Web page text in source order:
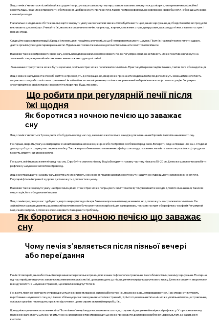
Якщо печія з'являється після їжі майже щодня і погіршує ваше самопочуття, перш за все, важливо звернутися до лікаря для отримання професійної
консультації. Лікар може призначити обстеження, щоб визначити причини печії, такі як гастроезофагеальна рефлюксна хвороба (ГЕРХ) або інші шлунково-
кишкові розлади.
Паралельно з медичним обстеженням, варто звернути увагу на свої харчові звички. Спробуйте вести щоденник харчування, щоб відстежити, які продукти
викликають дискомфорт. Уникайте їжі, яка може спричинити печію, наприклад, жирних, смажених страв, цитрусових, шоколаду, м'яти, а також гострих і
пряних страв.
Слідкуйте за розмірами порцій. Краще їсти меншими порціями, але частіше, щоб не перевантажувати шлунок. Після їжі намагайтеся не лягати одразу,
дайте організму час для переварювання їжі. Піднімання голови ліжка може допомогти зменшити симптоми печії вночі.
Важливо також контролювати свою вагу, оскільки надмірна вага може посилювати печію. Регулярна фізична активність може позитивно вплинути на
загальний стан, але уникайте інтенсивних навантажень одразу після їжі.
Зменшення стресу також може бути корисним, оскільки стрес може посилювати симптоми. Практикуйте релаксаційні техніки, такі як йога або медитація.
Якщо зміни в харчуванні та способі життя не призводять до покращення, лікар може призначити медикаменти, які допоможуть зменшити кислотність
шлункового соку або поліпшити травлення. Не займайтеся самолікуванням, оскільки неправильний вибір ліків може погіршити ситуацію. Регулярно
спостерігайте за своїм станом і інформуйте лікаря про будь-які зміни.
Що робити при регулярній печії після
їжі щодня
Як боротися з ночною печією що заважає
сну
Якщо печія з'являється 1 раз щоночі або будить вас під час сну, важливо вжити кілька заходів для зменшення її проявів та поліпшення якості сну.
По-перше, зверніть увагу на свій раціон. Уникайте вживання важкої, жирної або гострої їжі, особливо перед сном. Вечеряти слід не пізніше ніж за 2-3 години
до сну, щоб дати шлунку час переварити їжу. Також варто обмежити споживання кофеїну, шоколаду, газованих напоїв та алкоголю, оскільки ці продукти
можуть сприяти виникненню печії.
По-друге, змініть положення тіла під час сну. Спробуйте спати на лівому боці або підняти головну частину ліжка на 15-20 см. Це може допомогти запобігти
рефлюксу шлункової кислоти в стравохід.
Якщо ви страждаєте на зайву вагу, розгляньте можливість її зниження. Надмірна вага може тиснути на шлунок і підвищувати ризик виникнення печії.
Регулярні фізичні вправи й здорова дієта можуть допомогти в цьому.
Важливо також звернути увагу на стрес і емоційний стан. Стрес може погіршувати симптоми печії, тому вживайте заходів для його зменшення, таких як
медитація, йога або дихальні вправи.
Якщо печія продовжує вас турбувати, варто звернутися до лікаря. Він може призначити медикаменти, які допоможуть контролювати симптоми. Не
займайтеся самолікуванням, адже постійна печія може бути симптомом серйозніших захворювань, таких як гастрит або рефлюкс-езофагіт. Регулярний
медичний контроль допоможе вчасно виявити та вирішити проблему.
Як боротися з ночною печією що заважає
сну
Чому печія з'являється після пізньої вечері
або переїдання
Печія після переїдання або пізньої вечері виникає через кілька причин, пов'язаних із фізіологією травлення та особливостями режиму харчування. По-перше,
під час переїдання шлунок заповнюється великою кількістю їжі, що призводить до підвищення внутрішньошлункового тиску. Це може сприяти зворотному
викиду кислоти з шлунка в стравохід, що й викликає відчуття печії.
По-друге, пізня вечеря часто супроводжується вживанням важкої, жирної або гострої їжі, яка може довше переварюватися. Такі страви стимулюють
вироблення шлункового соку, що також збільшує ризик закидання кислоти в стравохід. Крім того, вживання їжі на ніч може уповільнити процес травлення,
оскільки організм переходить у режим відпочинку, що не сприяє активній переробці їжі.
Ще однією причиною є положення тіла. Після пізньої вечері люди часто лягають спати, що сприяє підвищенню ймовірності рефлюксу. У горизонтальному
положенні вага вмісту шлунка чинить тиск на нижній сфінктер стравоходу, що може призводити до його розслаблення і, в результаті, до закидання
кислоти.